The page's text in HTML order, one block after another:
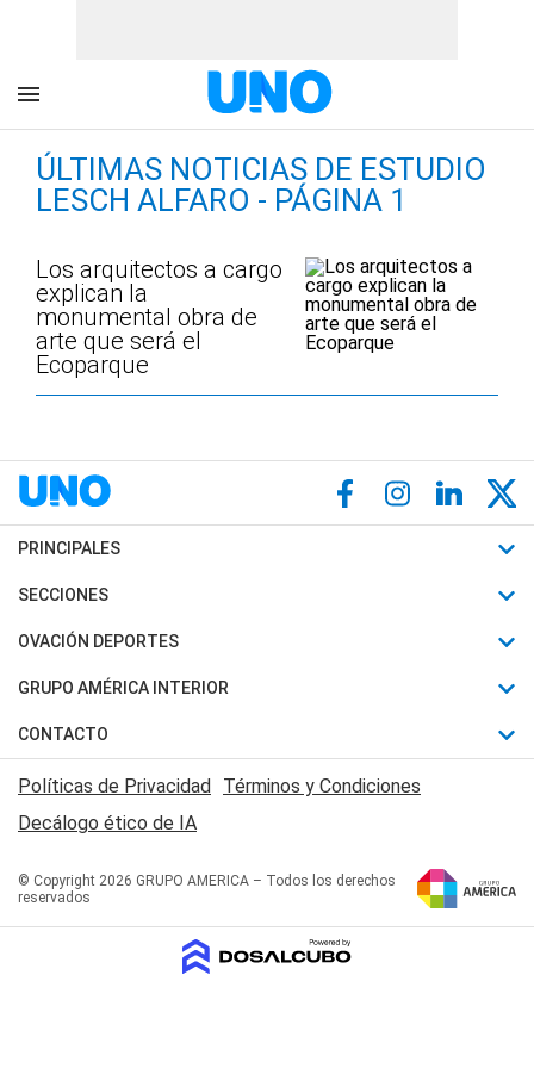
ÚLTIMAS NOTICIAS DE ESTUDIO
LESCH ALFARO - PÁGINA 1
Los arquitectos a cargo
explican la
monumental obra de
arte que será el
Ecoparque
PRINCIPALES
Últimas Noticias
Política
Judiciales
Economia
SECCIONES
Horóscopo
Motores
Trucos caseros
Series y Películas
Edictos y Solicitadas
OVACIÓN DEPORTES
Fútbol
Mundial
Automovilismo
Rugby
Básquet
GRUPO AMÉRICA INTERIOR
Canal 7 en Vivo
San Juan 8
CONTACTO
Acerca de Nosotros
Contactanos
Políticas de Privacidad Términos y Condiciones
Decálogo ético de IA
© Copyright 2026 GRUPO AMERICA – Todos los derechos
reservados